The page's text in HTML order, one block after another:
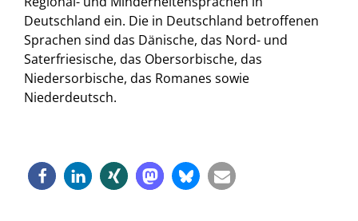
Deutschland ein. Die in Deutschland betroffenen
Sprachen sind das Dänische, das Nord- und
Saterfriesische, das Obersorbische, das
Niedersorbische, das Romanes sowie
Niederdeutsch.